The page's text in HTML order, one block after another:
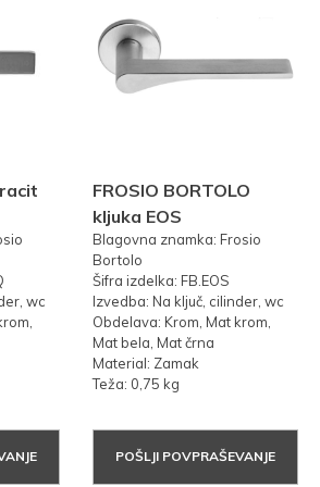
wc
FROSIO BORTOLO
kljuka EOS
Blagovna znamka: Frosio
Bortolo
Šifra izdelka: FB.EOS
Izvedba: Na ključ, cilinder, wc
Obdelava: Krom, Mat krom,
Mat bela, Mat črna
Material: Zamak
Teža: 0,75 kg
POŠLJI POVPRAŠEVANJE